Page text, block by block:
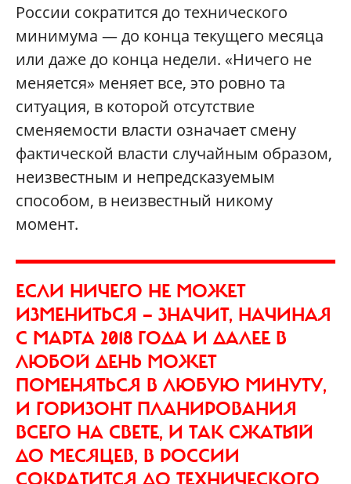
России сократится до технического
минимума — до конца текущего месяца
или даже до конца недели. «Ничего не
меняется» меняет все, это ровно та
ситуация, в которой отсутствие
сменяемости власти означает смену
фактической власти случайным образом,
неизвестным и непредсказуемым
способом, в неизвестный никому
момент.
ЕСЛИ НИЧЕГО НЕ МОЖЕТ
ИЗМЕНИТЬСЯ — ЗНАЧИТ, НАЧИНАЯ
С МАРТА 2018 ГОДА И ДАЛЕЕ В
ЛЮБОЙ ДЕНЬ МОЖЕТ
ПОМЕНЯТЬСЯ В ЛЮБУЮ МИНУТУ,
И ГОРИЗОНТ ПЛАНИРОВАНИЯ
ВСЕГО НА СВЕТЕ, И ТАК СЖАТЫЙ
ДО МЕСЯЦЕВ, В РОССИИ
СОКРАТИТСЯ ДО ТЕХНИЧЕСКОГО